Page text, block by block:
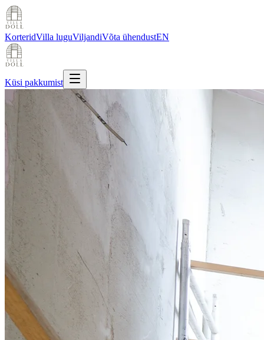
KorteridVilla luguViljandiVõta ühendustEN
Küsi pakkumist